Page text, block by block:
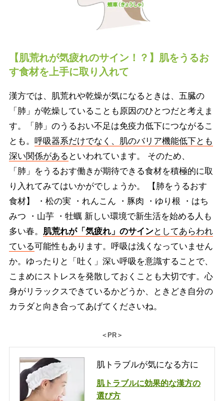
【肌荒れが気疲れのサイン！？】肌をうるお
す食材を上手に取り入れて
漢方では、肌荒れや乾燥が気になるときは、五臓の
「肺」が乾燥していることも原因のひとつだと考えま
す。「肺」のうるおい不足は免疫力低下につながるこ
とも。 呼吸器系だけでなく、肌のバリア機能低下とも
深い関係がある といわれています。 そのため、
「肺」をうるおす働きが期待できる食材を積極的に取
り入れてみてはいかがでしょうか。 【肺をうるおす
食材】 ・松の実 ・れんこん ・豚肉 ・ゆり根 ・はち
みつ ・山芋 ・牡蠣 新しい環境で新生活を始める人も
多い春。 肌荒れが「気疲れ」のサインとしてあらわれ
ている可能性もあります。呼吸は浅くなっていません
か。ゆったりと「吐く」深い呼吸を意識することで、
こまめにストレスを発散しておくことも大切です。心
身がリラックスできているかどうか、ときどき自分の
カラダと向き合ってあげてくださいね。
＜PR＞
肌トラブルが気になる方に
肌トラブルに効果的な漢方の
選び方